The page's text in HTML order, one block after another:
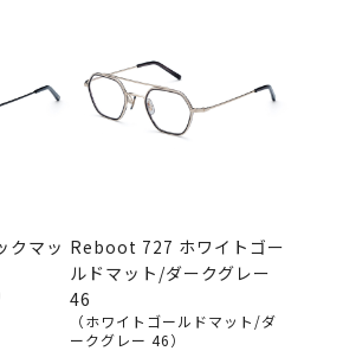
クマッ Reboot 727 ホワイトゴー
ルドマット/ダークグレー
46
（ホワイトゴールドマット/ダ
ークグレー 46）